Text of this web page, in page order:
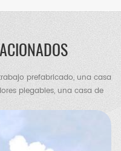
prefabricado, una casa
plegables, una casa de
casa de contenedores
una villa de acero, un
de pollos, un baño
etc.